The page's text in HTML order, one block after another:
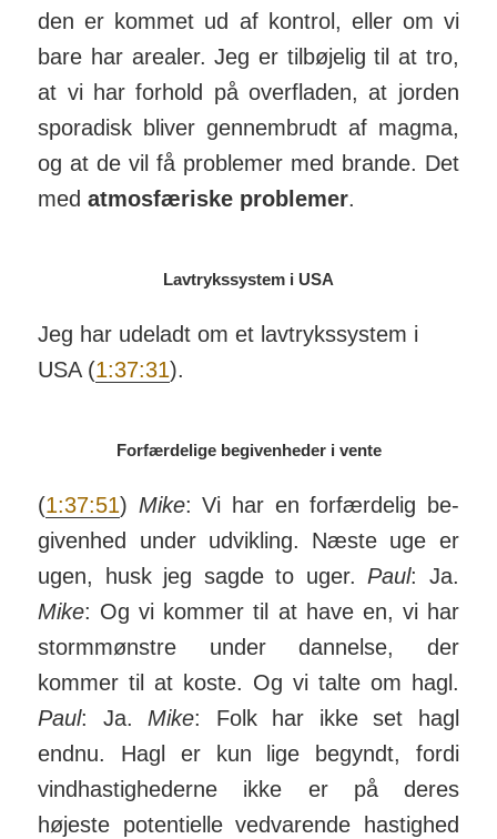
den er kommet ud af kon­trol, eller om vi
bare har arealer. Jeg er til­bøj­elig til at tro,
at vi har for­hold på over­fladen, at jorden
spo­ra­disk bliver gen­nem­brudt af magma,
og at de vil få pro­blemer med brande. Det
medatmos­fær­iske pro­blemer.
Lavtrykssystem i USA
Jeg har udeladt om et lavtrykssystem i
USA (1:37:31).
Forfærdelige begivenheder i vente
(1:37:51) Mike: Vi har en for­fær­delig be­
giv­enhed under ud­vik­ling. Næste uge er
ugen, husk jeg sagde to uger. Paul: Ja.
Mike: Og vi kommer til at have en, vi har
storm­mønstre under dan­nelse, der
kommer til at koste. Og vi talte om hagl.
Paul: Ja. Mike: Folk har ikke set hagl
endnu. Hagl er kun lige begyndt, fordi
vind­has­tig­hederne ikke er på deres
højeste poten­tielle ved­varende has­tighed